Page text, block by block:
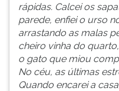
rápidas. Calcei os
parede, enfiei o urso
arrastando as malas
cheiro vinha do
o gato que miou
No céu, as últimas
Quando encarei a